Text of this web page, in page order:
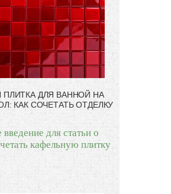
ПЛИТКА ДЛЯ ВАННОЙ НА
КАК СОЧЕТАТЬ ОТДЕЛКУ
для статьи о
кафельную плитку